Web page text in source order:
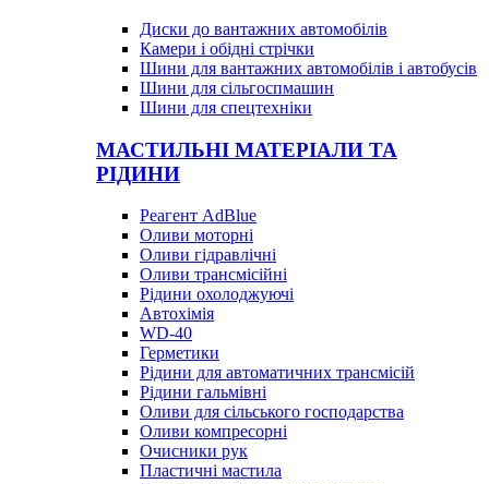
Диски до вантажних автомобілів
Камери і обідні стрічки
Шини для вантажних автомобілів і автобусів
Шини для сільгоспмашин
Шини для спецтехніки
МАСТИЛЬНІ МАТЕРІАЛИ ТА
РІДИНИ
Реагент AdBlue
Оливи моторні
Оливи гідравлічні
Оливи трансмісійні
Рідини охолоджуючі
Автохімія
WD-40
Герметики
Рідини для автоматичних трансмісій
Рідини гальмівні
Оливи для сільського господарства
Оливи компресорні
Очисники рук
Пластичні мастила